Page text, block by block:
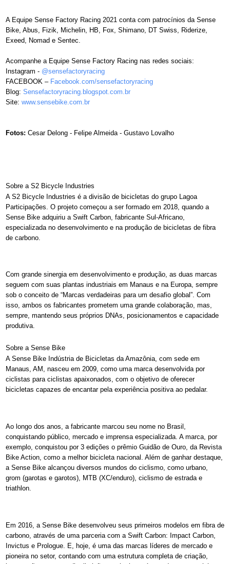
A Equipe Sense Factory Racing 2021 conta com patrocínios da Sense
Bike, Abus, Fizik, Michelin, HB, Fox, Shimano, DT Swiss, Riderize,
Exeed, Nomad e Sentec.
Acompanhe a Equipe Sense Factory Racing nas redes sociais:
Instagram - @sensefactoryracing
FACEBOOK –Facebook.com/sensefactoryracing
Blog: Sensefactoryracing.blogspot. com.br
Site: www.sensebike.com.br
Fotos: Cesar Delong - Felipe Almeida - Gustavo Lovalho
Sobre a S2 Bicycle Industries
A S2 Bicycle Industries é a divisão de bicicletas do grupo Lagoa
Participações. O projeto começou a ser formado em 2018, quando a
Sense Bike adquiriu a Swift Carbon, fabricante Sul-Africano,
especializada no desenvolvimento e na produção de bicicletas de fibra
de carbono.
Com grande sinergia em desenvolvimento e produção, as duas marcas
seguem com suas plantas industriais em Manaus e na Europa, sempre
sob o conceito de “Marcas verdadeiras para um desafio global”. Com
isso, ambos os fabricantes prometem uma grande colaboração, mas,
sempre, mantendo seus próprios DNAs, posicionamentos e capacidade
produtiva.
Sobre a Sense Bike
A Sense Bike Indústria de Bicicletas da Amazônia, com sede em
Manaus, AM, nasceu em 2009, como uma marca desenvolvida por
ciclistas para ciclistas apaixonados, com o objetivo de oferecer
bicicletas capazes de encantar pela experiência positiva ao pedalar.
Ao longo dos anos, a fabricante marcou seu nome no Brasil,
conquistando público, mercado e imprensa especializada. A marca, por
exemplo, conquistou por 3 edições o prêmio Guidão de Ouro, da Revista
Bike Action, como a melhor bicicleta nacional. Além de ganhar destaque,
a Sense Bike alcançou diversos mundos do ciclismo, como urbano,
grom (garotas e garotos), MTB (XC/enduro), ciclismo de estrada e
triathlon.
Em 2016, a Sense Bike desenvolveu seus primeiros modelos em fibra de
carbono, através de uma parceria com a Swift Carbon: Impact Carbon,
Invictus e Prologue. E, hoje, é uma das marcas líderes de mercado e
pioneira no setor, contando com uma estrutura completa de criação,